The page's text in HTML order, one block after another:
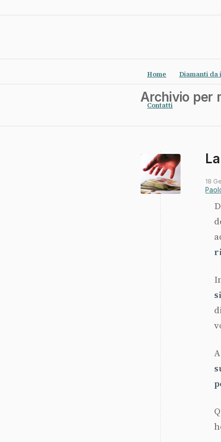
Home Diamanti da
Contatti
Archivio per
18